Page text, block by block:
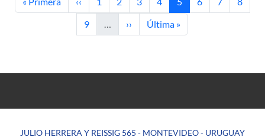
Página
9 … Siguiente página
›› Última página
Última »
JULIO HERRERA Y REISSIG 565 - MONTEVIDEO - URUGUAY